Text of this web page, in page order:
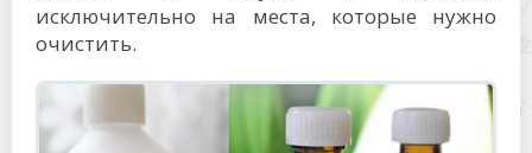
исключительно на места, которые нужно
очистить.